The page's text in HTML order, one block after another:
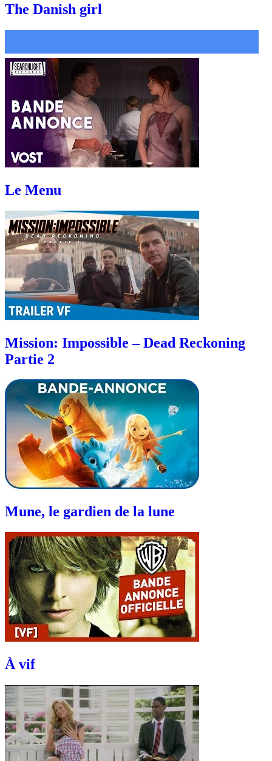
The Danish girl
Le Menu
Mission: Impossible – Dead Reckoning
Partie 2
Mune, le gardien de la lune
À vif